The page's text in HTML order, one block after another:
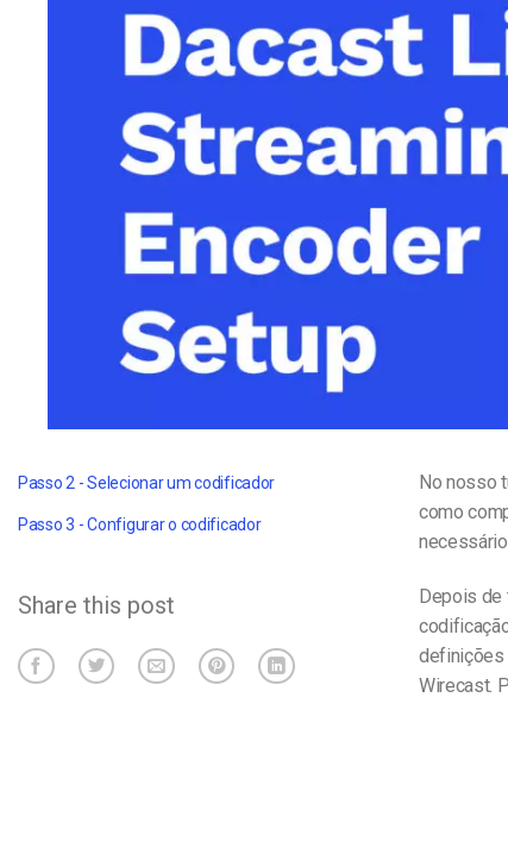
Alojamento de Vídeo
Video CMS
Passo 2 - Selecionar um codificador
Passo 3 - Configurar o codificador
Share this post
No nosso
como
Depois de
definições
Wirecast.